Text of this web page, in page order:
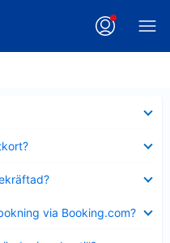
via Booking.com?